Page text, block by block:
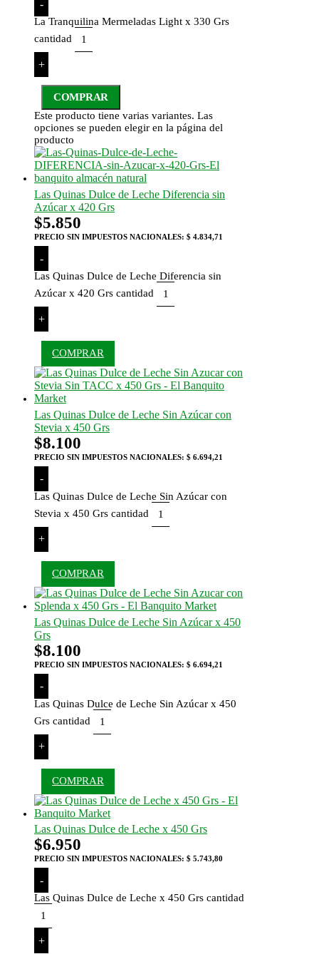
-
La Tranquilina Mermeladas Light x 330 Grs
cantidad
+
COMPRAR
Este producto tiene varias variantes. Las
opciones se pueden elegir en la página del
producto
Las Quinas Dulce de Leche Diferencia sin
Azúcar x 420 Grs
$5.850
PRECIO SIN IMPUESTOS NACIONALES: $ 4.834,71
-
Las Quinas Dulce de Leche Diferencia sin
Azúcar x 420 Grs cantidad
+
COMPRAR
Las Quinas Dulce de Leche Sin Azúcar con
Stevia x 450 Grs
$8.100
PRECIO SIN IMPUESTOS NACIONALES: $ 6.694,21
-
Las Quinas Dulce de Leche Sin Azúcar con
Stevia x 450 Grs cantidad
+
COMPRAR
Las Quinas Dulce de Leche Sin Azúcar x 450
Grs
$8.100
PRECIO SIN IMPUESTOS NACIONALES: $ 6.694,21
-
Las Quinas Dulce de Leche Sin Azúcar x 450
Grs cantidad
+
COMPRAR
Las Quinas Dulce de Leche x 450 Grs
$6.950
PRECIO SIN IMPUESTOS NACIONALES: $ 5.743,80
-
Las Quinas Dulce de Leche x 450 Grs cantidad
+